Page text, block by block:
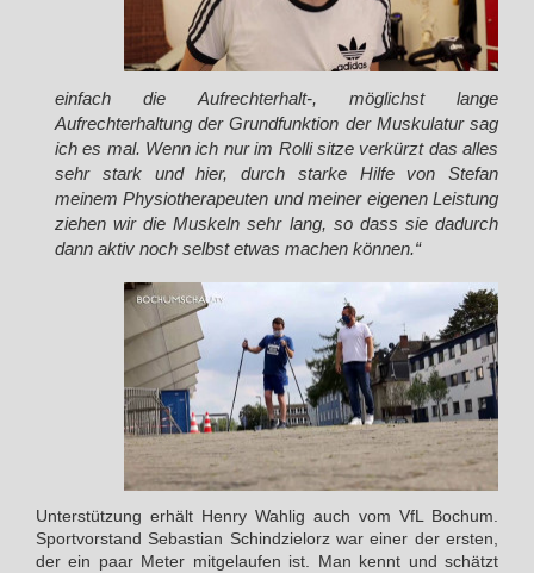
einfach die Aufrechterhalt-, möglichst lange
Aufrechterhaltung der Grundfunktion der Muskulatur sag
ich es mal. Wenn ich nur im Rolli sitze verkürzt das alles
sehr stark und hier, durch starke Hilfe von Stefan
meinem Physiotherapeuten und meiner eigenen Leistung
ziehen wir die Muskeln sehr lang, so dass sie dadurch
dann aktiv noch selbst etwas machen können.“
Unterstützung erhält Henry Wahlig auch vom VfL Bochum.
Sportvorstand Sebastian Schindzielorz war einer der ersten,
der ein paar Meter mitgelaufen ist. Man kennt und schätzt